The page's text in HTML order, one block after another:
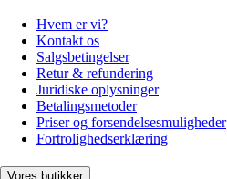
Hvem er vi?
Kontakt os
Salgsbetingelser
Retur & refundering
Juridiske oplysninger
Betalingsmetoder
Priser og forsendelsesmuligheder
Fortrolighedserklæring
Vores butikker